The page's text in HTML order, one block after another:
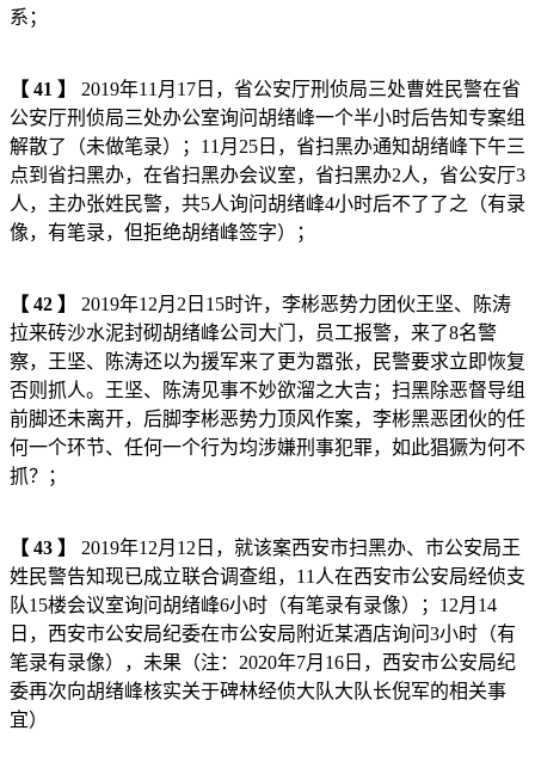
系；
【 41 】
2019年11月17日，省公安厅刑侦局三处曹姓民警在省
公安厅刑侦局三处办公室询问胡绪峰一个半小时后告知专案组
解散了（未做笔录）；11月25日，省扫黑办通知胡绪峰下午三
点到省扫黑办，在省扫黑办会议室，省扫黑办2人，省公安厅3
人，主办张姓民警，共5人询问胡绪峰4小时后不了了之（有录
像，有笔录，但拒绝胡绪峰签字）；
【 42 】
2019年12月2日15时许，李彬恶势力团伙王坚、陈涛
拉来砖沙水泥封砌胡绪峰公司大门，员工报警，来了8名警
察，王坚、陈涛还以为援军来了更为嚣张，民警要求立即恢复
否则抓人。王坚、陈涛见事不妙欲溜之大吉；扫黑除恶督导组
前脚还未离开，后脚李彬恶势力顶风作案，李彬黑恶团伙的任
何一个环节、任何一个行为均涉嫌刑事犯罪，如此猖獗为何不
抓？；
【 43 】
2019年12月12日，就该案西安市扫黑办、市公安局王
姓民警告知现已成立联合调查组，11人在西安市公安局经侦支
队15楼会议室询问胡绪峰6小时（有笔录有录像）；12月14
日，西安市公安局纪委在市公安局附近某酒店询问3小时（有
笔录有录像），未果（注：2020年7月16日，西安市公安局纪
委再次向胡绪峰核实关于碑林经侦大队大队长倪军的相关事
宜）